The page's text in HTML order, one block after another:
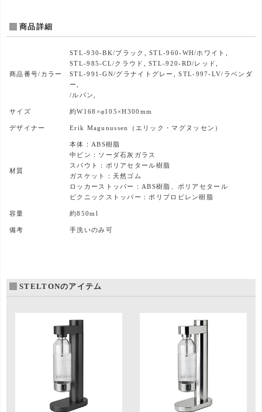
商品詳細
商品番号/カラー
STL-930-BK/ブラック, STL-960-WH/ホワイト,
STL-985-CL/クラウド, STL-920-RD/レッド,
STL-991-GN/グラナイトグレー, STL-997-LV/ラベンダ
ー,
/ルパン,
サイズ 約W168×φ105×H300mm
デザイナー Erik Magunussen（エリック・マグヌッセン）
材質
本体：ABS樹脂
中ビン：ソーダ石灰ガラス
スパウト：ポリアセタール樹脂
ガスケット：天然ゴム
ロッカーストッパー：ABS樹脂、ポリアセタール
ピクニックストッパー：ポリプロピレン樹脂
容量 約850ml
備考 手洗いのみ可
STELTONのアイテム